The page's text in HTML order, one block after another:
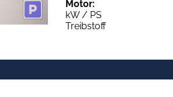
Motor:
kW / PS
Treibstoff